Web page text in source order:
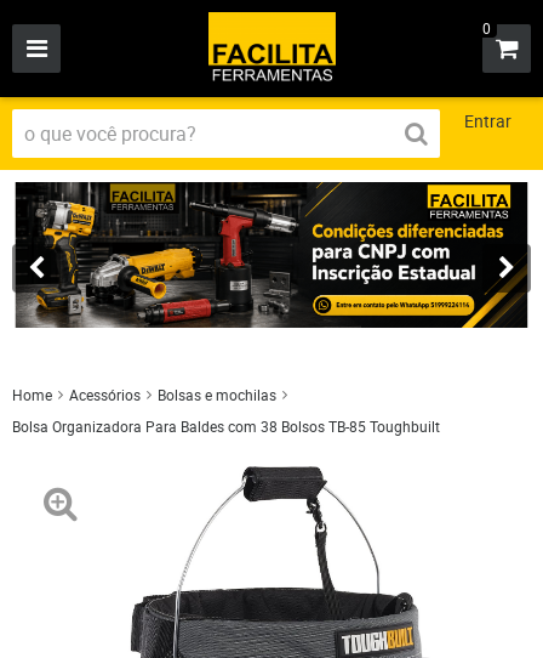
0
Entrar
Home Acessórios
Bolsas e mochilas
Bolsa Organizadora Para Baldes com 38 Bolsos TB-85 Toughbuilt